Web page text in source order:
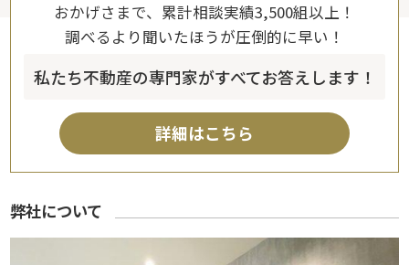
おかげさまで、累計相談実績3,500組以上！
調べるより聞いたほうが圧倒的に早い！
私たち不動産の専門家がすべてお答えします！
詳細はこちら
弊社について